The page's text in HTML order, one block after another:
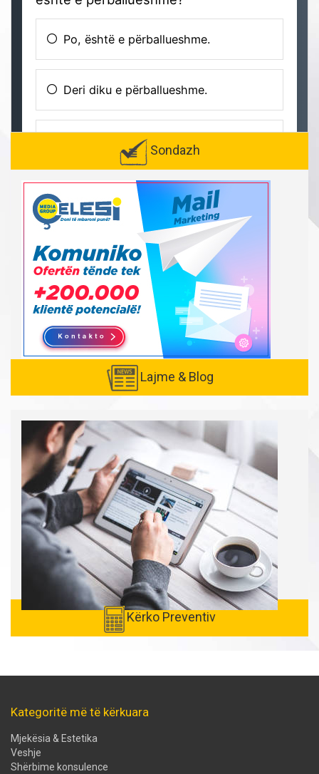
Created withSuperSurvey
Sondazh
Lajme & Blog
Kërko Preventiv
Kategoritë më të kërkuara
Mjekësia & Estetika
Veshje
Shërbime konsulence